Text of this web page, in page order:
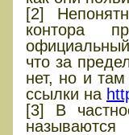
[2]
контора
что за
нет, но и
ссылки на
[3] В